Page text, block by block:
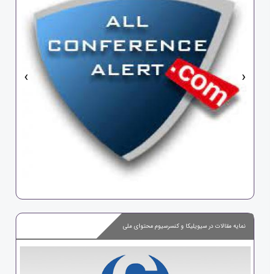
‹ ›
نمایه مقالات در سیویلیکا و کنسرسیوم محتوای ملی